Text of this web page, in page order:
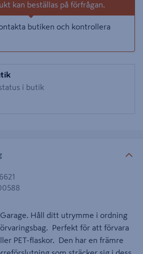
kan beställas på förfrågan.
butiken och kontrollera
i butik
Håll ditt utrymme i ordning
Perfekt för att förvara
PET-flaskor. Den har en främre